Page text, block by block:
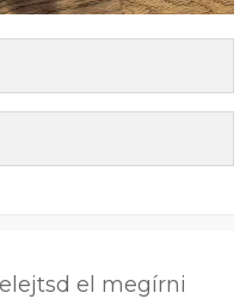
el megírni